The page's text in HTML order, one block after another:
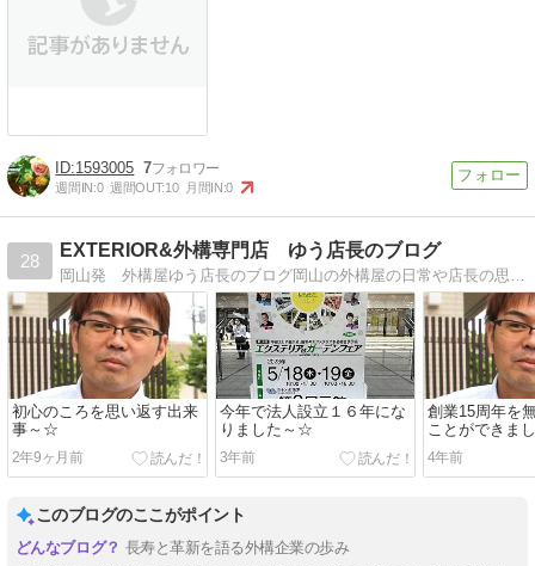
1593005 7
週間IN:0 週間OUT:10 月間IN:0
28
EXTERIOR&外構専門店 ゆう店長のブログ
初心のころを思い返す出来
事～☆
2年9ヶ月前
今年で法人設立１６年にな
りました～☆
3年前
創業15周年を
ことができま
4年前
このブログのここがポイント
長寿と革新を語る外構企業の歩み